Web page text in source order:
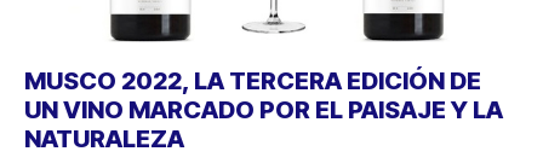
MUSCO 2022, LA TERCERA EDICIÓN DE
UN VINO MARCADO POR EL PAISAJE Y LA
NATURALEZA